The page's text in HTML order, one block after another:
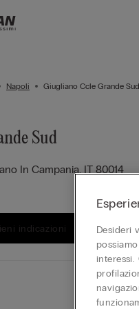
Napoli Giugliano Ccle Grande Sud
Sud
In Campania, IT 80014
indicazioni
Desideri
interessi.